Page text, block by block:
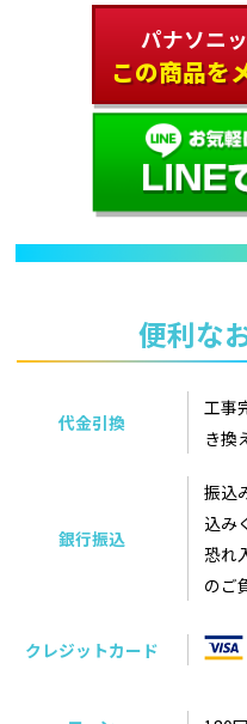
パナソニ
この商品を
便利な
代金引換
工事
き換
銀行振込
振込
込み
恐れ
のご
クレジットカード